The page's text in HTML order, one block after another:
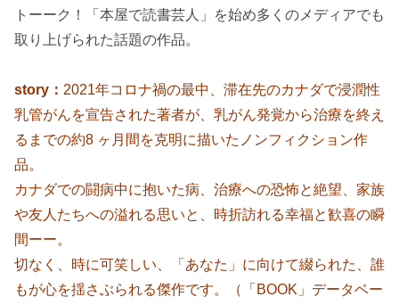
トーーク！「本屋で読書芸人」を始め多くのメディアでも
取り上げられた話題の作品。
story： 2021年コロナ禍の最中、滞在先のカナダで浸潤性
乳管がんを宣告された著者が、乳がん発覚から治療を終え
るまでの約8 ヶ月間を克明に描いたノンフィクション作
品。
カナダでの闘病中に抱いた病、治療への恐怖と絶望、家族
や友人たちへの溢れる思いと、時折訪れる幸福と歓喜の瞬
間ーー。
切なく、時に可笑しい、「あなた」に向けて綴られた、誰
もが心を揺さぶられる傑作です。（「BOOK」データベー